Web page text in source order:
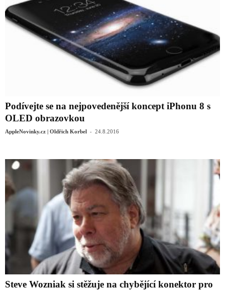
Podívejte se na nejpovedenější koncept iPhonu 8 s
OLED obrazovkou
AppleNovinky.cz | Oldřich Korbel - 24.8.2016
Steve Wozniak si stěžuje na chybějící konektor pro